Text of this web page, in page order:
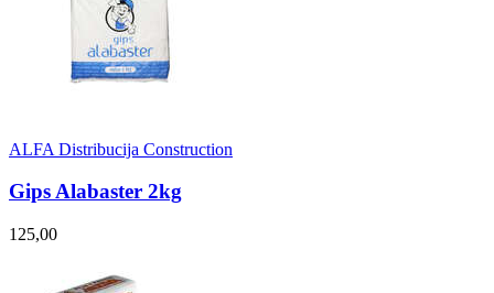
ALFA Distribucija Construction
Gips Alabaster 2kg
125,00